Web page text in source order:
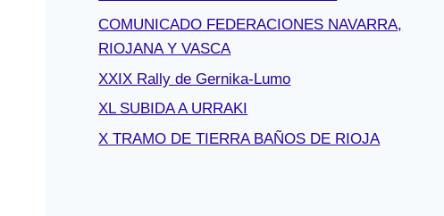
COMUNICADO FEDERACIONES NAVARRA,
RIOJANA Y VASCA
XXIX Rally de Gernika-Lumo
XL SUBIDA A URRAKI
X TRAMO DE TIERRA BAÑOS DE RIOJA